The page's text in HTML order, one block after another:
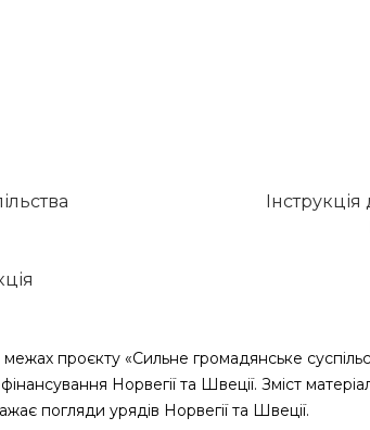
проєкту «Сильне громадянське
Норвегії та Швеції. Зміст
погляди урядів Норвегії та Швеції.